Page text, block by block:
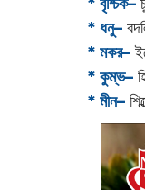
* ধনু–
* মকর–
* কুম্ভ–
* মীন–